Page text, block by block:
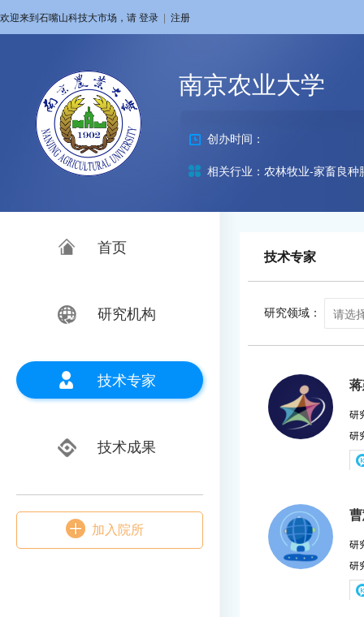
欢迎来到石嘴山科技大市场，请登录 | 注册
南京农业大学
创办时间：
相关行业：农林牧业-家畜良种
首页
研究机构
技术专家
技术成果
加入院所
技术专家
研究领域：
研
研
研
研